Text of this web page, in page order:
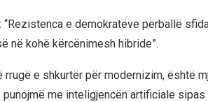
e demokratëve përballë
në kohë kërcënimesh hibride”.
e shkurtër për modernizim, është
me inteligjencën artificiale